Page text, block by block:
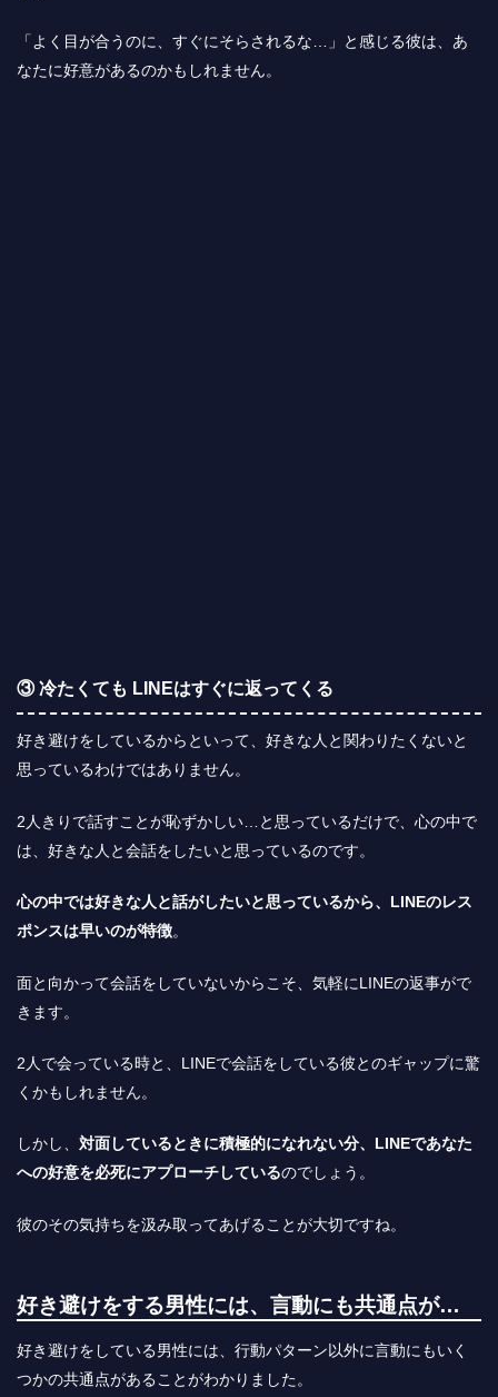
「よく目が合うのに、すぐにそらされるな…」と感じる彼は、あ
なたに好意があるのかもしれません。
③ 冷たくても LINEはすぐに返ってくる
好き避けをしているからといって、好きな人と関わりたくないと
思っているわけではありません。
2人きりで話すことが恥ずかしい…と思っているだけで、心の中で
は、好きな人と会話をしたいと思っているのです。
心の中では好きな人と話がしたいと思っているから、LINEのレス
ポンスは早いのが特徴。
面と向かって会話をしていないからこそ、気軽にLINEの返事がで
きます。
2人で会っている時と、LINEで会話をしている彼とのギャップに驚
くかもしれません。
しかし、 対面しているときに積極的になれない分、LINEであなた
への好意を必死にアプローチしているのでしょう。
彼のその気持ちを汲み取ってあげることが大切ですね。
好き避けをする男性には、言動にも共通点が…
好き避けをしている男性には、行動パターン以外に言動にもいく
つかの共通点があることがわかりました。